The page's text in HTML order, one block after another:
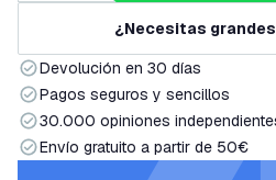
¿Necesitas
Devolución en 30 días
Pagos seguros y sencillos
30.000 opiniones
Envío gratuito a partir de 50€